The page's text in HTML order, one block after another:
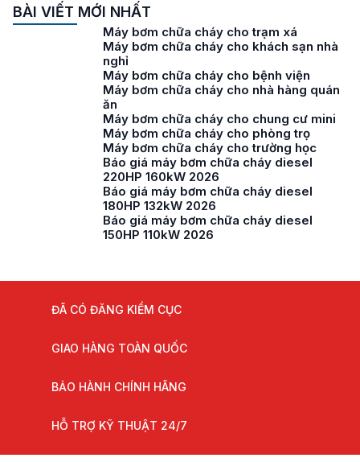
BÀI VIẾT MỚI NHẤT
Máy bơm chữa cháy cho trạm xá
Máy bơm chữa cháy cho khách sạn nhà
nghỉ
Máy bơm chữa cháy cho bệnh viện
Máy bơm chữa cháy cho nhà hàng quán
ăn
Máy bơm chữa cháy cho chung cư mini
Máy bơm chữa cháy cho phòng trọ
Máy bơm chữa cháy cho trường học
Báo giá máy bơm chữa cháy diesel
220HP 160kW 2026
Báo giá máy bơm chữa cháy diesel
180HP 132kW 2026
Báo giá máy bơm chữa cháy diesel
150HP 110kW 2026
ĐÃ CÓ ĐĂNG KIỂM CỤC
GIAO HÀNG TOÀN QUỐC
BẢO HÀNH CHÍNH HÃNG
HỖ TRỢ KỸ THUẬT 24/7